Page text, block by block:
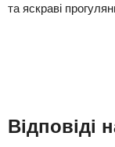
та яскраві
Відповіді